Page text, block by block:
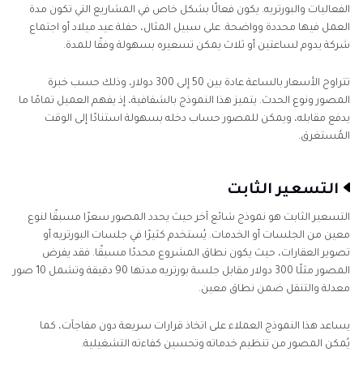
الفعاليات والبورتريه. يكون فعالًا بشكل خاص في المشاريع التي تكون مدة
العمل فيها محددة وواضحة. على سبيل المثال، حفلة عيد ميلاد أو اجتماع
شركة يدوم لساعتين أو ثلاث يمكن تسعيره بسهولة وفقًا للمدة.
تتراوح الأسعار بالساعة عادة بين 50 إلى 300 دولار، وذلك حسب خبرة
المصور ونوع الحدث. يتميز هذا النموذج بالشفافية، إذ يفهم العميل تمامًا ما
يدفع مقابله، ويمكن للمصور حساب دخله بسهولة استنادًا إلى الوقت
المُستغرق.
التسعير الثابت
التسعير الثابت هو نموذج شائع آخر حيث يحدد المصور سعرًا مسبقًا لنوع
معين من الجلسات أو الخدمات. يُستخدم كثيرًا في جلسات البورتريه أو
تصوير العقارات، حيث يكون نطاق المشروع محددًا مسبقًا. فقد يفرض
المصور مثلًا 300 دولار مقابل جلسة بورتريه مدتها 90 دقيقة وتشمل 10 صور
معدلة والتنقل ضمن نطاق معين.
يساعد هذا النموذج العملاء على اتخاذ قرارات سريعة دون مفاجآت، كما
يُمكن المصور من تنظيم خدماته وتحسين كفاءته التشغيلية.